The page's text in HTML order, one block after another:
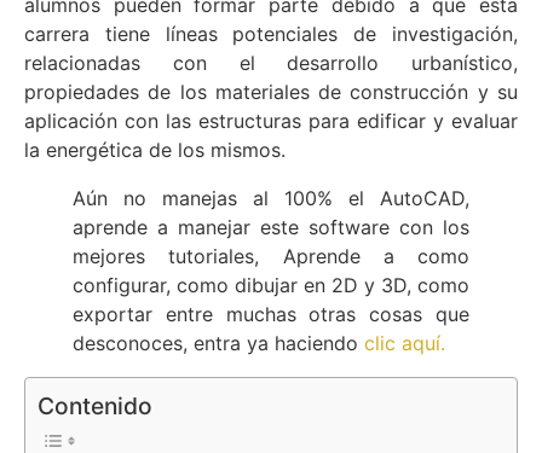
carrera tiene líneas potenciales de investigación,
relacionadas con el desarrollo urbanístico,
propiedades de los materiales de construcción y su
aplicación con las estructuras para edificar y evaluar
la energética de los mismos.
Aún no manejas al 100% el AutoCAD,
aprende a manejar este software con los
mejores tutoriales, Aprende a como
configurar, como dibujar en 2D y 3D, como
exportar entre muchas otras cosas que
desconoces, entra ya haciendo clic aquí.
Contenido